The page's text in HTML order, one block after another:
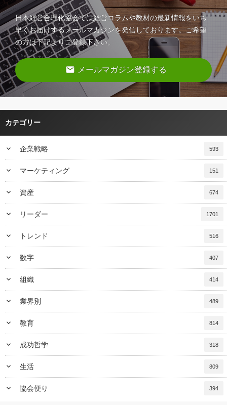
日本経営合理化協会では経営コラムや教材の最新情報をいち
早くお届けするメールマガジンを発信しております。ご希望
の方は下記よりご登録下さい。
email メールマガジン登録する
カテゴリー
keyboard_arrow_down 企業戦略 593
keyboard_arrow_down マーケティング 151
keyboard_arrow_down 資産 674
keyboard_arrow_down リーダー 1701
keyboard_arrow_down トレンド 516
keyboard_arrow_down 数字 407
keyboard_arrow_down 組織 414
keyboard_arrow_down 業界別 489
keyboard_arrow_down 教育 814
keyboard_arrow_down 成功哲学 318
keyboard_arrow_down 生活 809
keyboard_arrow_down 協会便り 394